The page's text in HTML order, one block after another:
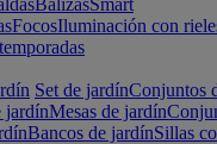
BalizasSmart
FocosIluminación con
Set de jardínConjuntos
jardínMesas de jardín
Bancos de jardínSillas